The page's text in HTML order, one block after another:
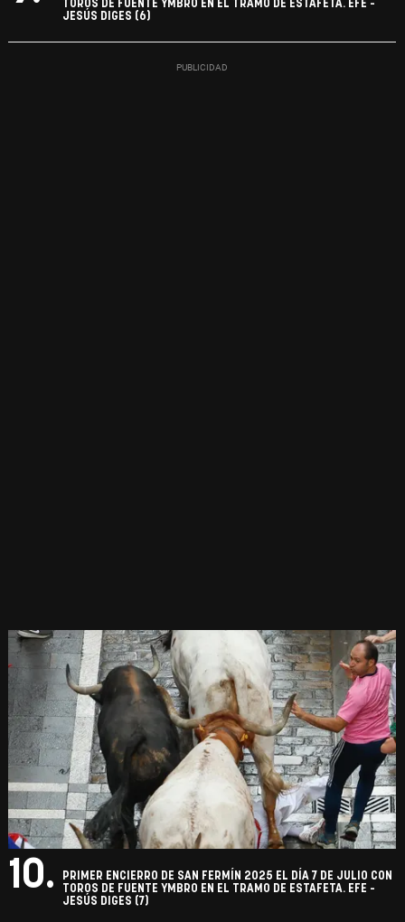
TOROS DE FUENTE YMBRO EN EL TRAMO DE ESTAFETA. EFE -
JESÚS DIGES (6)
10.
PRIMER ENCIERRO DE SAN FERMÍN 2025 EL DÍA 7 DE JULIO CON
TOROS DE FUENTE YMBRO EN EL TRAMO DE ESTAFETA. EFE -
JESÚS DIGES (7)